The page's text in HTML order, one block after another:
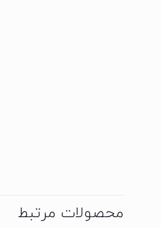
محصولات مرتبط